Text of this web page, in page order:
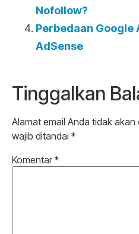
Nofollow?
Perbedaan Google
AdSense
Tinggalkan
Alamat email Anda tidak akan
wajib ditandai *
Komentar *